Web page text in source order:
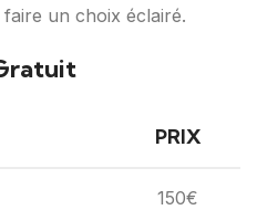
un choix éclairé.
PRIX
150€